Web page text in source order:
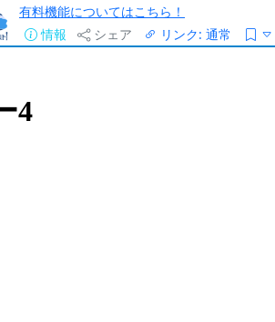
有料機能についてはこちら！
情報
シェア リンク: 通常